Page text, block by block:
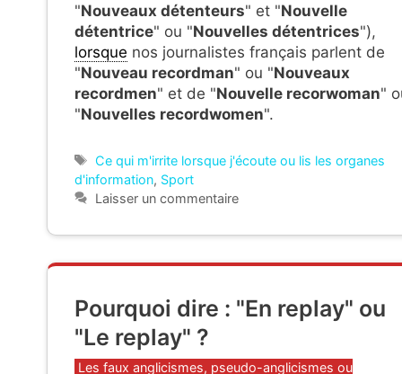
"Nouveaux détenteurs" et "Nouvelle
détentrice" ou "Nouvelles détentrices"),
lorsque nos journalistes français parlent de
"Nouveau recordman" ou "Nouveaux
recordmen" et de "Nouvelle recorwoman"
"Nouvelles recordwomen".
Étiquettes
Ce qui m'irrite lorsque j'écoute ou lis les organes
d'information, Sport
Laisser un commentaire
Pourquoi dire : "En replay" ou
"Le replay" ?
Catégories
Les faux anglicismes, pseudo-anglicismes ou